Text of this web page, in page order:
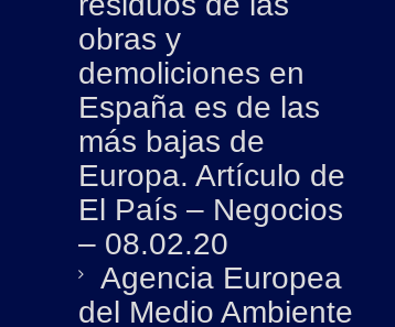
obras y
demoliciones en
España es de las
más bajas de
Europa. Artículo de
El País – Negocios
– 08.02.20
Agencia Europea
del Medio Ambiente